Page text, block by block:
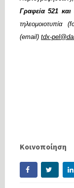
Γραφεία 521
τηλεομοιοτυπία
(email) tdx-
Κοινοποίηση